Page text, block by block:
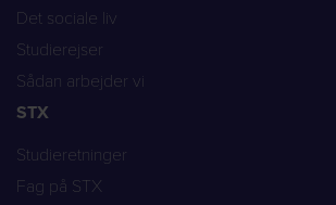
Det sociale liv
Studierejser
Sådan arbejder vi
STX
Studieretninger
Fag på STX